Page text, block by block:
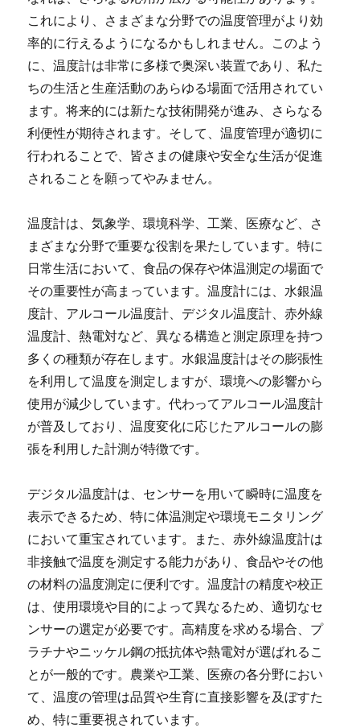
これにより、さまざまな分野での温度管理がより効
率的に行えるようになるかもしれません。このよう
に、温度計は非常に多様で奥深い装置であり、私た
ちの生活と生産活動のあらゆる場面で活用されてい
ます。将来的には新たな技術開発が進み、さらなる
利便性が期待されます。そして、温度管理が適切に
行われることで、皆さまの健康や安全な生活が促進
されることを願ってやみません。
温度計は、気象学、環境科学、工業、医療など、さ
まざまな分野で重要な役割を果たしています。特に
日常生活において、食品の保存や体温測定の場面で
その重要性が高まっています。温度計には、水銀温
度計、アルコール温度計、デジタル温度計、赤外線
温度計、熱電対など、異なる構造と測定原理を持つ
多くの種類が存在します。水銀温度計はその膨張性
を利用して温度を測定しますが、環境への影響から
使用が減少しています。代わってアルコール温度計
が普及しており、温度変化に応じたアルコールの膨
張を利用した計測が特徴です。
デジタル温度計は、センサーを用いて瞬時に温度を
表示できるため、特に体温測定や環境モニタリング
において重宝されています。また、赤外線温度計は
非接触で温度を測定する能力があり、食品やその他
の材料の温度測定に便利です。温度計の精度や校正
は、使用環境や目的によって異なるため、適切なセ
ンサーの選定が必要です。高精度を求める場合、プ
ラチナやニッケル鋼の抵抗体や熱電対が選ばれるこ
とが一般的です。農業や工業、医療の各分野におい
て、温度の管理は品質や生育に直接影響を及ぼすた
め、特に重要視されています。